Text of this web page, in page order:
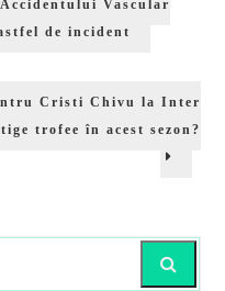
Vascular
de incident
Cristi Chivu la Inter
trofee în acest sezon?